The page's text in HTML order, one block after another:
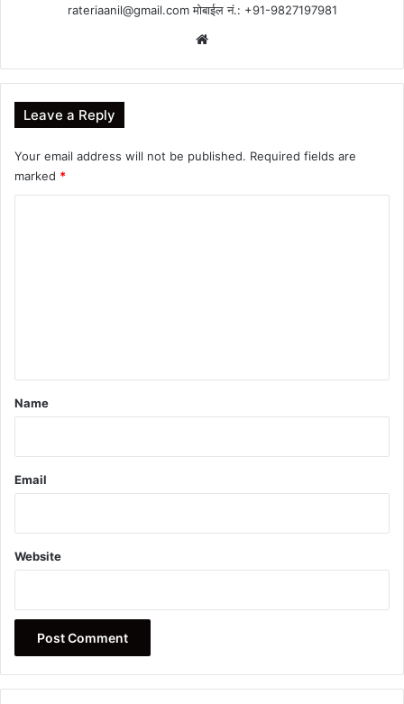
rateriaanil@gmail.comमोबाईल नं.: +91-9827197981
Leave a Reply
Your email address will not be published. Required fields are
marked *
*
Name
Email
Website